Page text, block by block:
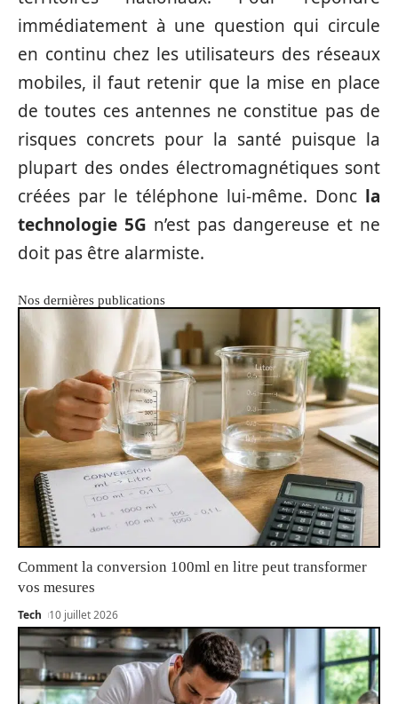
immédiatement à une question qui circule
en continu chez les utilisateurs des réseaux
mobiles, il faut retenir que la mise en place
de toutes ces antennes ne constitue pas de
risques concrets pour la santé puisque la
plupart des ondes électromagnétiques sont
créées par le téléphone lui-même. Donc la
technologie 5G n’est pas dangereuse et ne
doit pas être alarmiste.
Nos dernières publications
Comment la conversion 100ml en litre peut transformer
vos mesures
Tech 10 juillet 2026